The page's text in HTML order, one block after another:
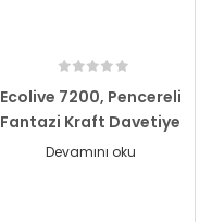
Ecolive 7200, Pencereli
Fantazi Kraft Davetiye
Devamını oku